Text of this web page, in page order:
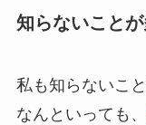
知らないこと
私も知らないこ
なんといっても、